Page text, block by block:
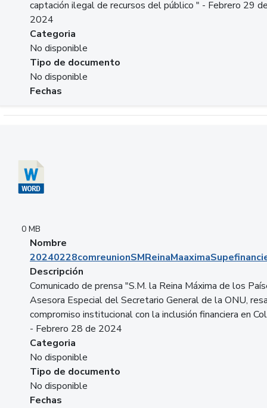
captación ilegal de recursos del público " - Febrero 29
2024
Categoria
No disponible
Tipo de documento
No disponible
Fechas
0 MB
Nombre
Descripción
Comunicado de prensa "S.M. la Reina Máxima de los
Asesora Especial del Secretario General de la ONU,
compromiso institucional con la inclusión financiera en
- Febrero 28 de 2024
Categoria
No disponible
Tipo de documento
No disponible
Fechas